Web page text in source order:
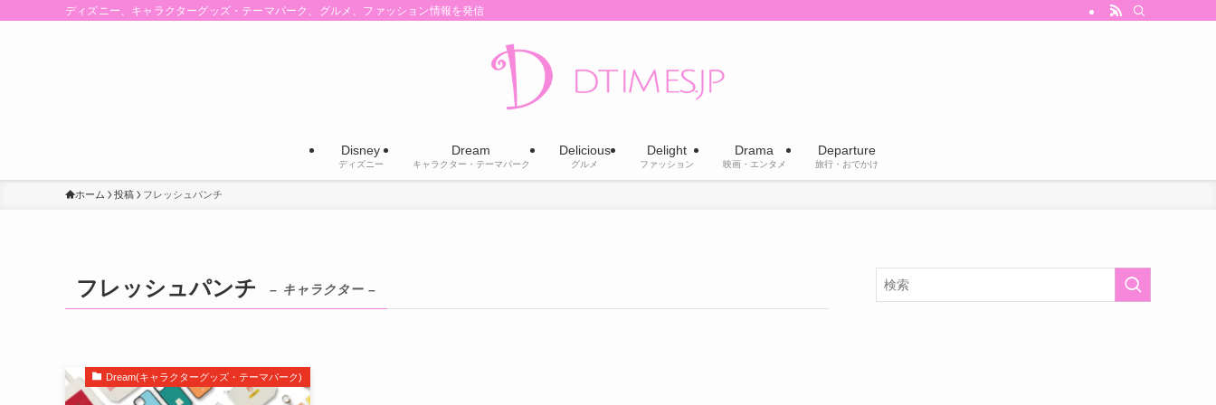
ディズニー、キャラクターグッズ・テーマパーク、グルメ、ファッション情報を発信
Disney
ディズニー
Dream
キャラクター・テーマパーク
Delicious
グルメ
Delight
ファッション
Drama
映画・エンタメ
Departure
旅行・おでかけ
ホーム 投稿 フレッシュパンチ
フレッシュパンチ – キャラクター –
Dream(キャラクターグッズ・テーマパーク)